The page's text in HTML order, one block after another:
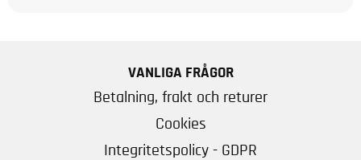
VANLIGA FRÅGOR
Betalning, frakt och returer
Cookies
Integritetspolicy - GDPR